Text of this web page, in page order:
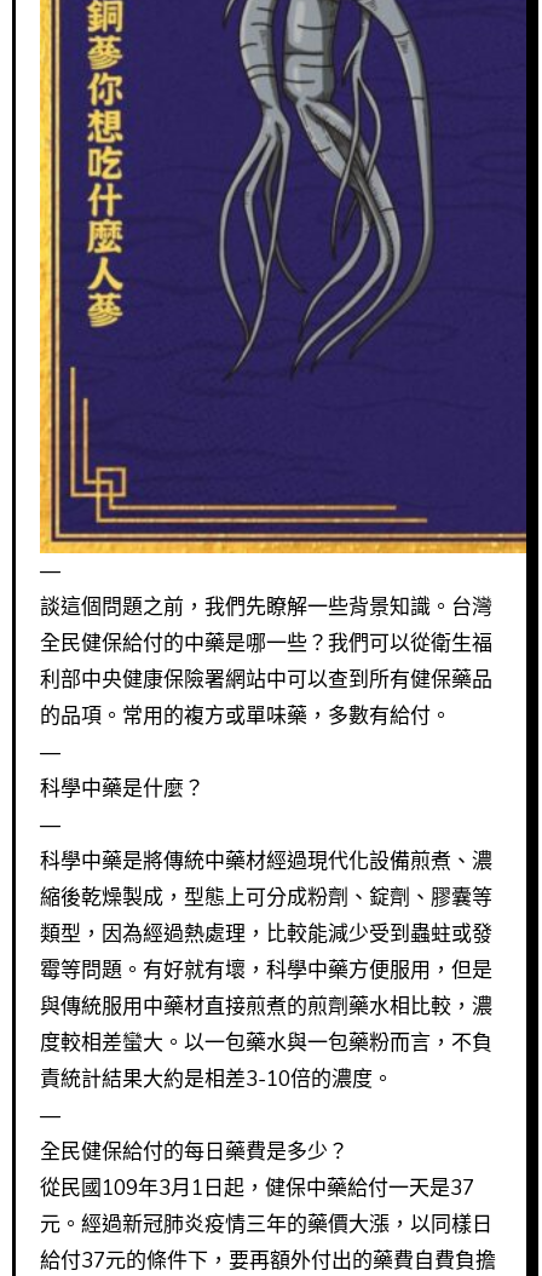
—
談這個問題之前，我們先瞭解一些背景知識。台灣
全民健保給付的中藥是哪一些？我們可以從衛生福
利部中央健康保險署網站中可以查到所有健保藥品
的品項。常用的複方或單味藥，多數有給付。
—
科學中藥是什麼？
—
科學中藥是將傳統中藥材經過現代化設備煎煮、濃
縮後乾燥製成，型態上可分成粉劑、錠劑、膠囊等
類型，因為經過熱處理，比較能減少受到蟲蛀或發
霉等問題。有好就有壞，科學中藥方便服用，但是
與傳統服用中藥材直接煎煮的煎劑藥水相比較，濃
度較相差蠻大。以一包藥水與一包藥粉而言，不負
責統計結果大約是相差3-10倍的濃度。
—
全民健保給付的每日藥費是多少？
從民國109年3月1日起，健保中藥給付一天是37
元。經過新冠肺炎疫情三年的藥價大漲，以同樣日
給付37元的條件下，要再額外付出的藥費自費負擔